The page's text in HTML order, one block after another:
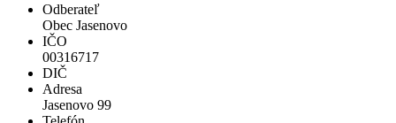
Odberateľ
Obec Jasenovo
IČO
00316717
DIČ
Adresa
Jasenovo 99